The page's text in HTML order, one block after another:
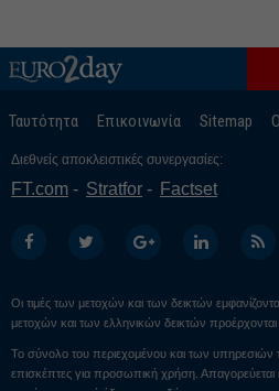
Ταυτότητα Επικοινωνία Sitemap
Διεθνείς αποκλειστικές συνεργασίες:
FT.com Stratfor Factset
Οι τιμές των μετοχών και των δεικτών
μετοχών και των ελληνικών δεικτών
Το σύνολο του περιεχομένου και των υπηρεσιών
επισκέπτες για προσωπική χρήση.